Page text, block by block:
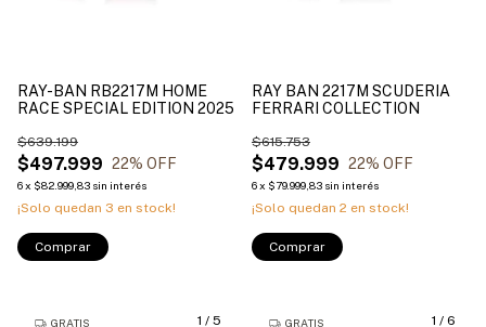
RAY-BAN RB2217M HOME
RACE SPECIAL EDITION 2025
$497.999
$639.199
22% OFF
6x $82.999,83 sin interés
¡Solo quedan 3 en stock!
Comprar
RAY BAN 2217M SCUDERIA
FERRARI COLLECTION
$479.999
$615.753
22% OFF
6x $79.999,83 sin interés
¡Solo quedan 2 en stock!
Comprar
1 / 5
GRATIS 1 / 6
GRATIS